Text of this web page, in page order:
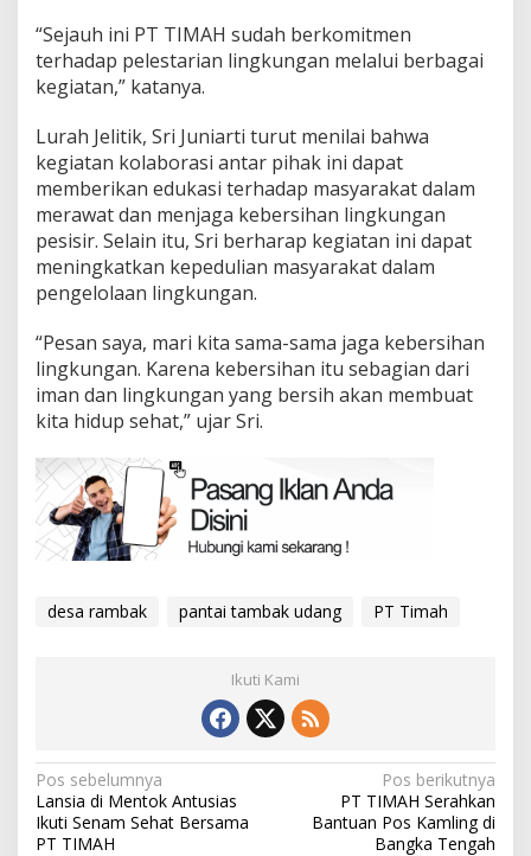
“Sejauh ini PT TIMAH sudah berkomitmen
terhadap pelestarian lingkungan melalui berbagai
kegiatan,” katanya.
Lurah Jelitik, Sri Juniarti turut menilai bahwa
kegiatan kolaborasi antar pihak ini dapat
memberikan edukasi terhadap masyarakat dalam
merawat dan menjaga kebersihan lingkungan
pesisir. Selain itu, Sri berharap kegiatan ini dapat
meningkatkan kepedulian masyarakat dalam
pengelolaan lingkungan.
“Pesan saya, mari kita sama-sama jaga kebersihan
lingkungan. Karena kebersihan itu sebagian dari
iman dan lingkungan yang bersih akan membuat
kita hidup sehat,” ujar Sri.
desa rambak pantai tambak udang PT Timah
Ikuti Kami
Navigasi
pos
Pos sebelumnya
Lansia di Mentok Antusias
Ikuti Senam Sehat Bersama
PT TIMAH
Pos berikutnya
PT TIMAH Serahkan
Bantuan Pos Kamling di
Bangka Tengah